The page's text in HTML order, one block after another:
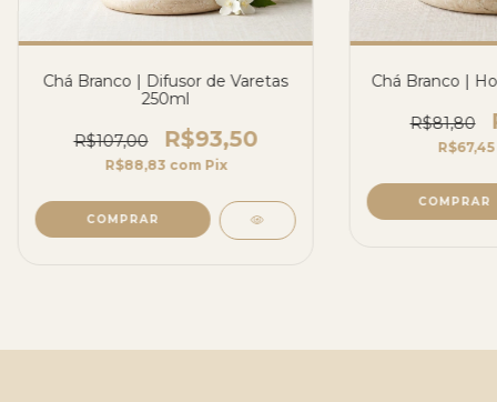
Chá Branco | Difusor de Varetas
250ml
R$107,00 R$93,50
R$88,83 com Pix
Chá Branco |
R$81,80
R$67,45